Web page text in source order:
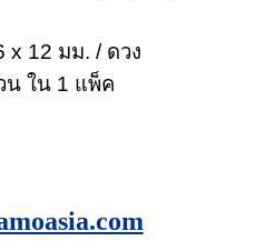
x 12 มม. / ดวง
น ใน 1 แพ็ค